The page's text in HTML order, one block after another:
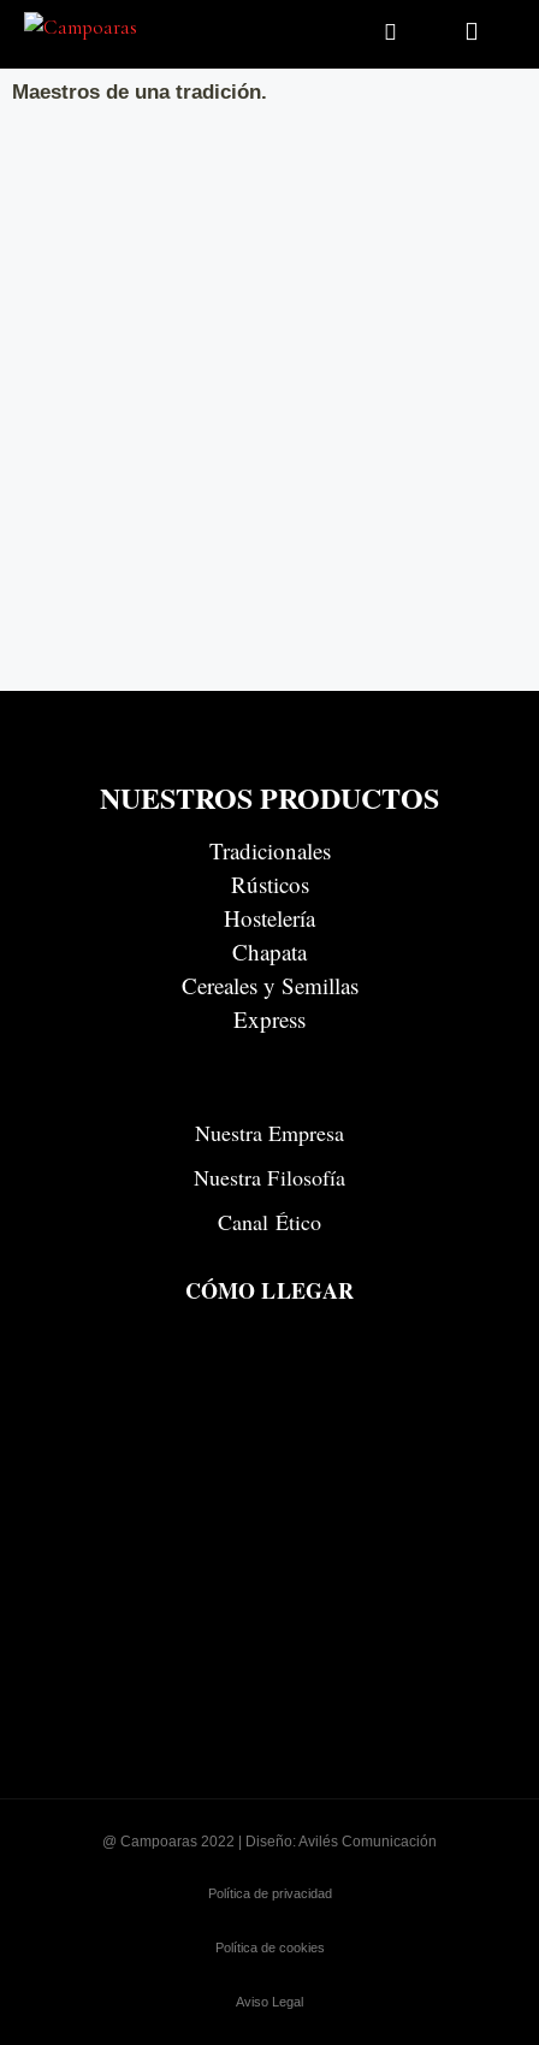
Maestros de una tradición.
NUESTROS PRODUCTOS
Tradicionales
Rústicos
Hostelería
Chapata
Cereales y Semillas
Express
Nuestra Empresa
Nuestra Filosofía
Canal Ético
CÓMO LLEGAR
@ Campoaras 2022 | Diseño: Avilés Comunicación
Política de privacidad
Política de cookies
Aviso Legal
Carrito